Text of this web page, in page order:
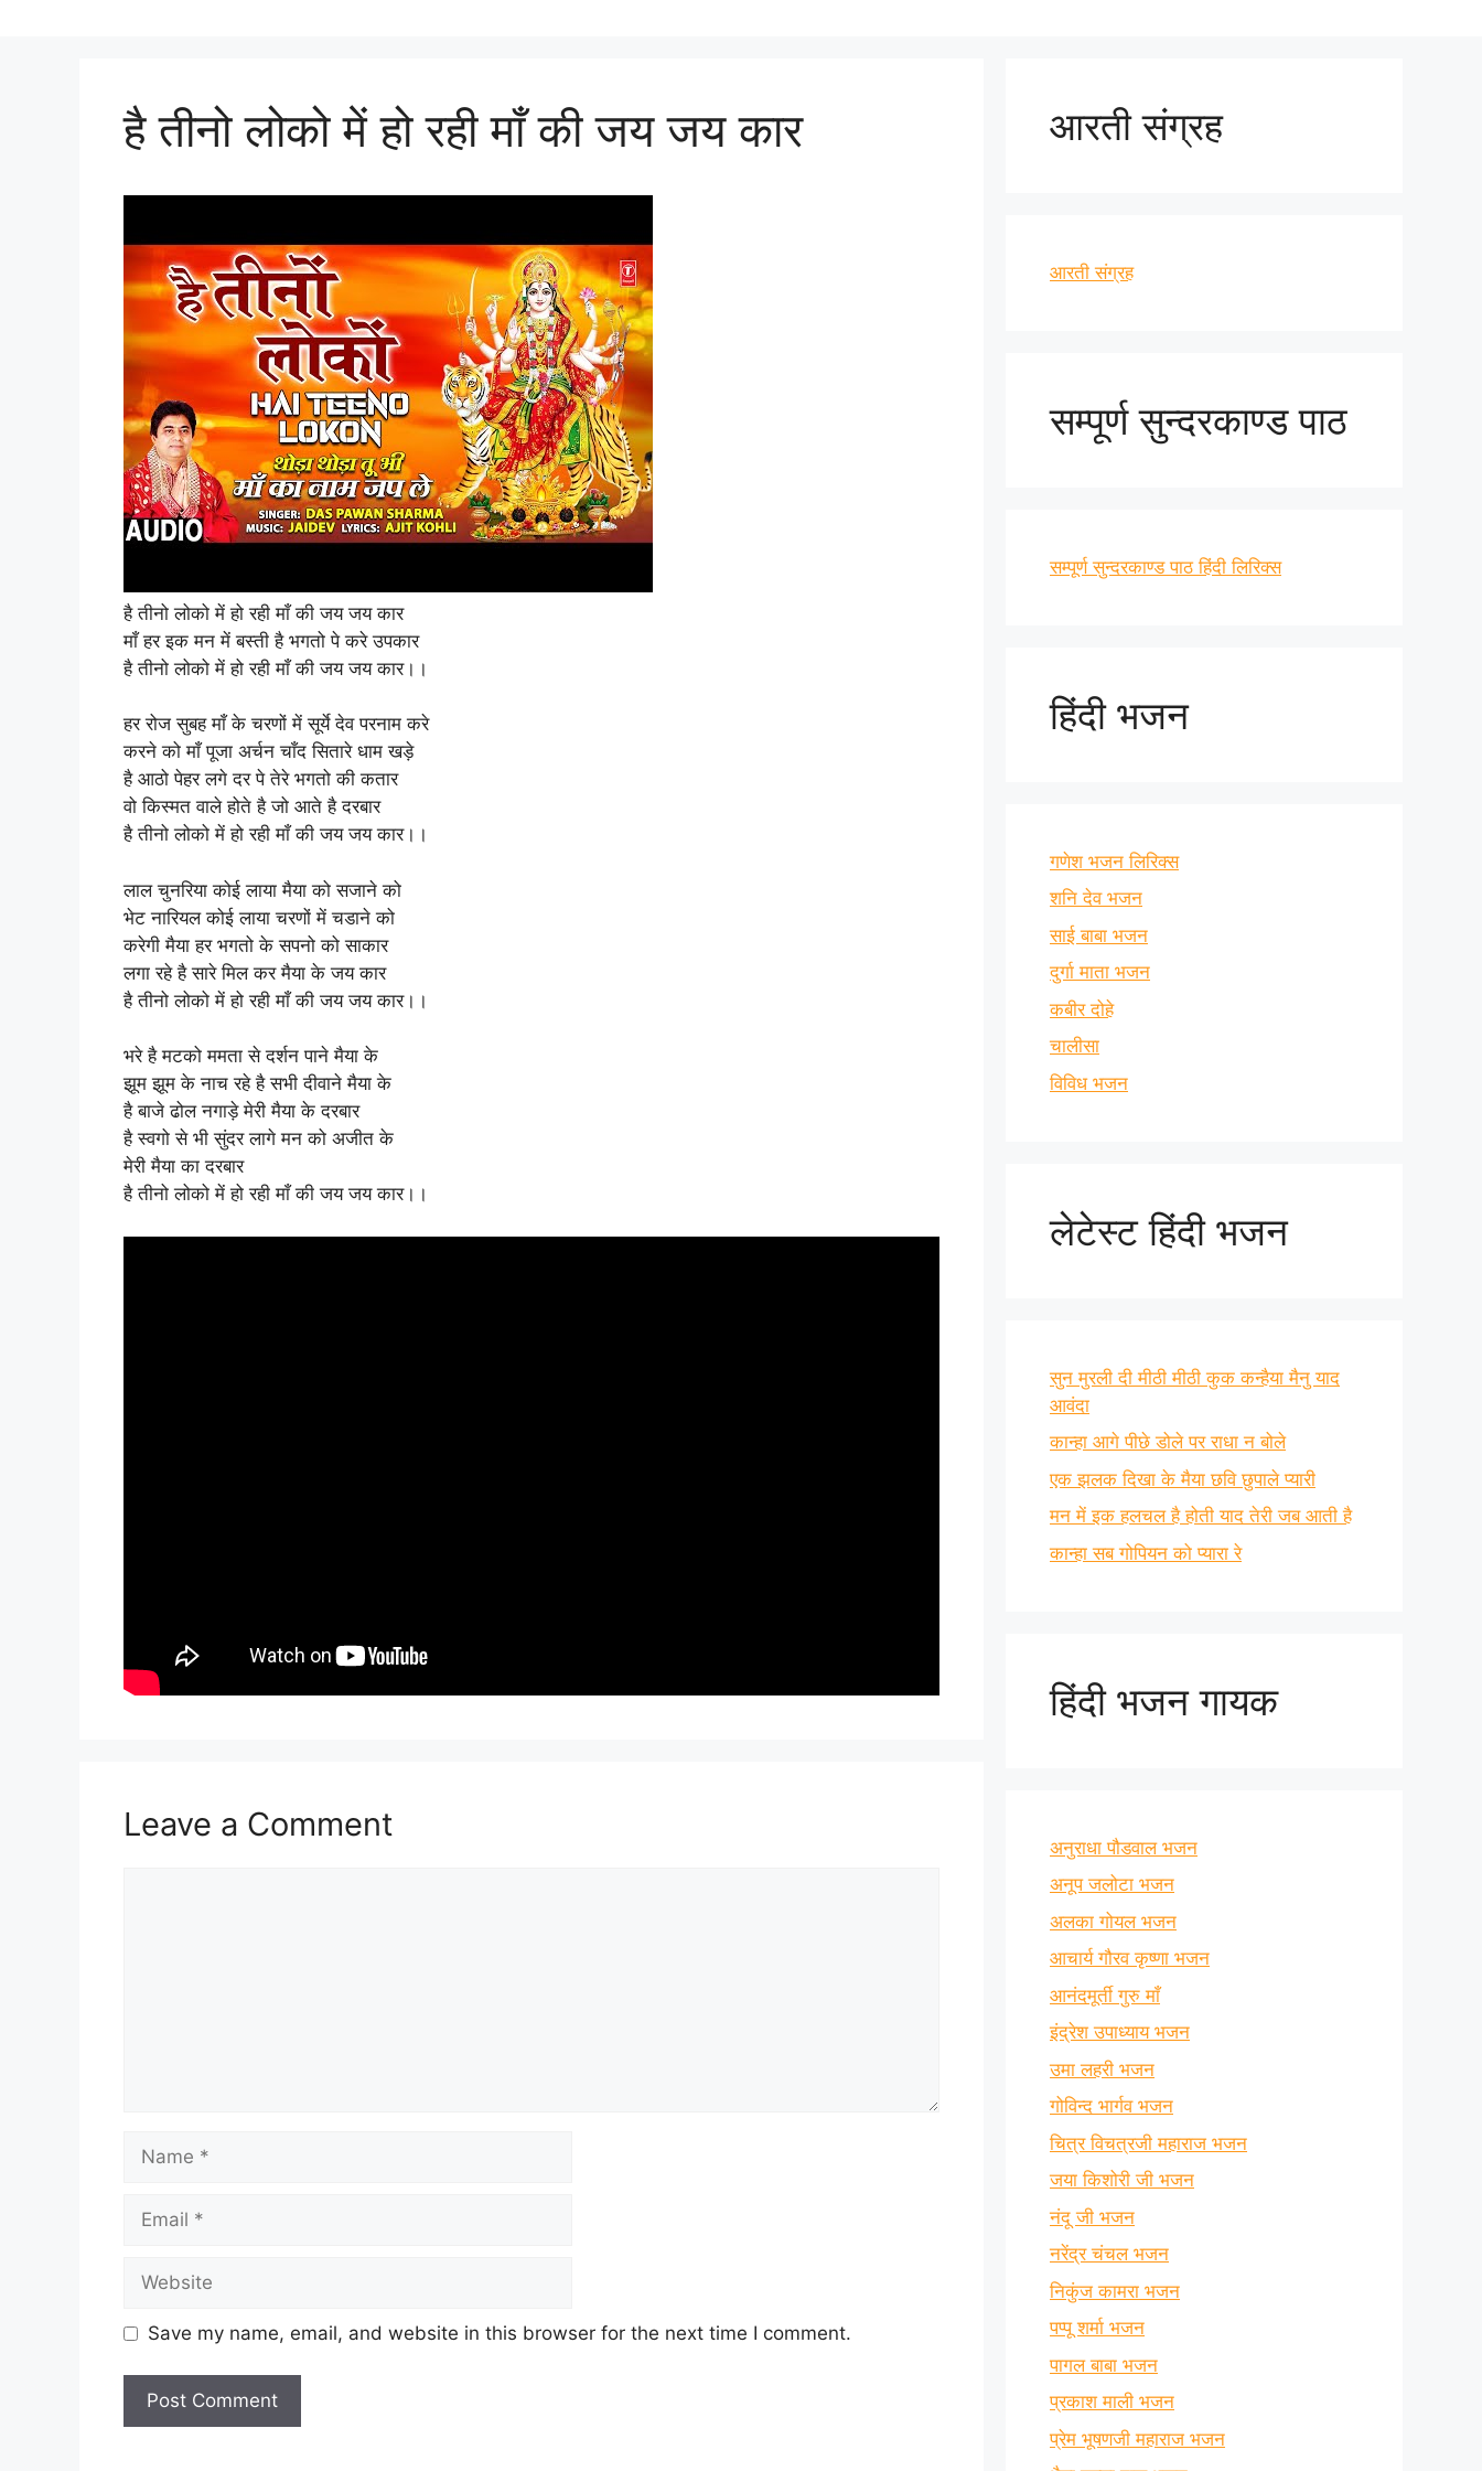
है तीनो लोको में हो रही माँ की जय जय कार
है तीनो लोको में हो रही माँ की जय जय कार
माँ हर इक मन में बस्ती है भगतो पे करे उपकार
है तीनो लोको में हो रही माँ की जय जय कार।।
हर रोज सुबह माँ के चरणों में सूर्ये देव परनाम करे
करने को माँ पूजा अर्चन चाँद सितारे धाम खड़े
है आठो पेहर लगे दर पे तेरे भगतो की कतार
वो किस्मत वाले होते है जो आते है दरबार
है तीनो लोको में हो रही माँ की जय जय कार।।
लाल चुनरिया कोई लाया मैया को सजाने को
भेट नारियल कोई लाया चरणों में चडाने को
करेगी मैया हर भगतो के सपनो को साकार
लगा रहे है सारे मिल कर मैया के जय कार
है तीनो लोको में हो रही माँ की जय जय कार।।
भरे है मटको ममता से दर्शन पाने मैया के
झूम झूम के नाच रहे है सभी दीवाने मैया के
है बाजे ढोल नगाड़े मेरी मैया के दरबार
है स्वगो से भी सुंदर लागे मन को अजीत के
मेरी मैया का दरबार
है तीनो लोको में हो रही माँ की जय जय कार।।
Leave a Comment
Save my name, email, and website in this browser for the next time I comment.
आरती संग्रह
आरती संग्रह
सम्पूर्ण सुन्दरकाण्ड पाठ
सम्पूर्ण सुन्दरकाण्ड पाठ हिंदी लिरिक्स
हिंदी भजन
गणेश भजन लिरिक्स
शनि देव भजन
साई बाबा भजन
दुर्गा माता भजन
कबीर दोहे
चालीसा
विविध भजन
लेटेस्ट हिंदी भजन
सुन मुरली दी मीठी मीठी कुक कन्हैया मैनु याद
आवंदा
कान्हा आगे पीछे डोले पर राधा न बोले
एक झलक दिखा के मैया छवि छुपाले प्यारी
मन में इक हलचल है होती याद तेरी जब आती है
कान्हा सब गोपियन को प्यारा रे
हिंदी भजन गायक
अनुराधा पौडवाल भजन
अनूप जलोटा भजन
अलका गोयल भजन
आचार्य गौरव कृष्णा भजन
आनंदमूर्ती गुरु माँ
इंद्रेश उपाध्याय भजन
उमा लहरी भजन
गोविन्द भार्गव भजन
चित्र विचत्रजी महाराज भजन
जया किशोरी जी भजन
नंदू जी भजन
नरेंद्र चंचल भजन
निकुंज कामरा भजन
पप्पू शर्मा भजन
पागल बाबा भजन
प्रकाश माली भजन
प्रेम भूषणजी महाराज भजन